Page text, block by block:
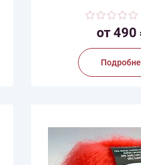
от 490
Производитель